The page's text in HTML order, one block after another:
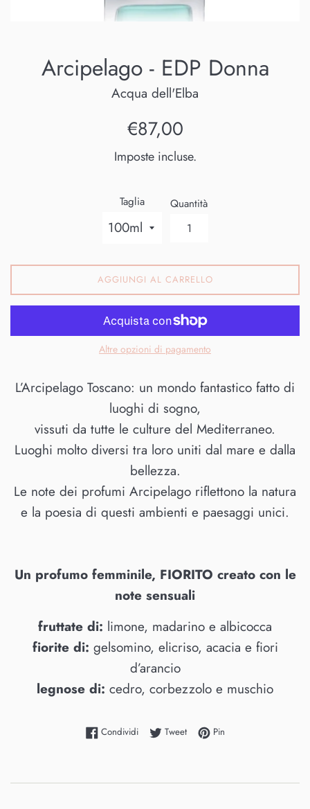
Arcipelago - EDP Donna
Acqua dell'Elba
Prezzo
listino
€87,00
Imposte incluse.
Taglia Quantità
AGGIUNGI AL CARRELLO
Altre opzioni di pagamento
L’Arcipelago Toscano: un mondo fantastico fatto di
luoghi di sogno,
vissuti da tutte le culture del Mediterraneo.
Luoghi molto diversi tra loro uniti dal mare e dalla
bellezza.
Le note dei profumi Arcipelago riflettono la natura
e la poesia di questi ambienti e paesaggi unici.
Un profumo femminile, FIORITO creato con le
note sensuali
fruttate di: limone, madarino e albicocca
fiorite di: gelsomino, elicriso, acacia e fiori
d’arancio
legnose di: cedro, corbezzolo e muschio
CondividiCondividi su Facebook
TweetTwitta su Twitter
PinPinna su Pinterest